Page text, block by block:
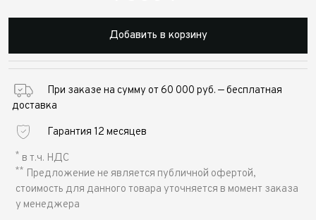
Добавить в корзину
При заказе на сумму от 60 000 руб. — бесплатная
доставка
Гарантия 12 месяцев
* в т.ч. НДС
** Предложение не является публичной офертой,
стоимость для данного товара уточняется в момент заказа
у менеджера